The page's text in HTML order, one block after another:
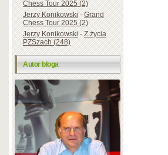
Chess Tour 2025 (2)
Jerzy Konikowski-Grand
Chess Tour 2025 (2)
Jerzy Konikowski-Z życia
PZSzach (248)
Autor bloga